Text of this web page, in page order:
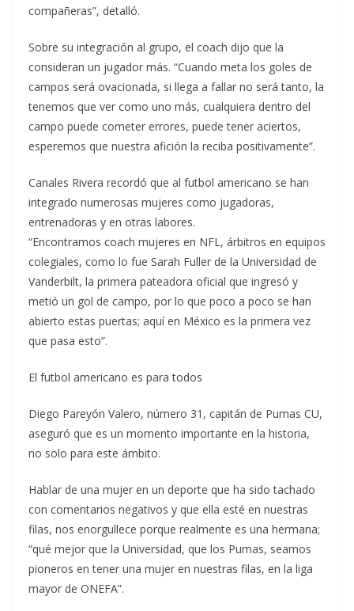
compañeras”, detalló.
Sobre su integración al grupo, el coach dijo que la
consideran un jugador más. “Cuando meta los goles de
campos será ovacionada, si llega a fallar no será tanto, la
tenemos que ver como uno más, cualquiera dentro del
campo puede cometer errores, puede tener aciertos,
esperemos que nuestra afición la reciba positivamente”.
Canales Rivera recordó que al futbol americano se han
integrado numerosas mujeres como jugadoras,
entrenadoras y en otras labores.
“Encontramos coach mujeres en NFL, árbitros en equipos
colegiales, como lo fue Sarah Fuller de la Universidad de
Vanderbilt, la primera pateadora oficial que ingresó y
metió un gol de campo, por lo que poco a poco se han
abierto estas puertas; aquí en México es la primera vez
que pasa esto”.
El futbol americano es para todos
Diego Pareyón Valero, número 31, capitán de Pumas CU,
aseguró que es un momento importante en la historia,
no solo para este ámbito.
Hablar de una mujer en un deporte que ha sido tachado
con comentarios negativos y que ella esté en nuestras
filas, nos enorgullece porque realmente es una hermana;
“qué mejor que la Universidad, que los Pumas, seamos
pioneros en tener una mujer en nuestras filas, en la liga
mayor de ONEFA”.